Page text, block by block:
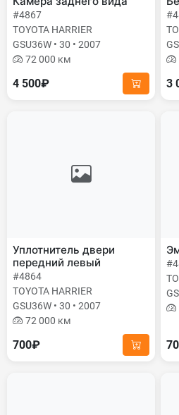
#4867
TOYOTA HARRIER
GSU36W • 30 • 2007
72 000 км
4 500₽ 3
Уплотнитель двери
передний левый
#4864
TOYOTA HARRIER
GSU36W • 30 • 2007
72 000 км
700₽